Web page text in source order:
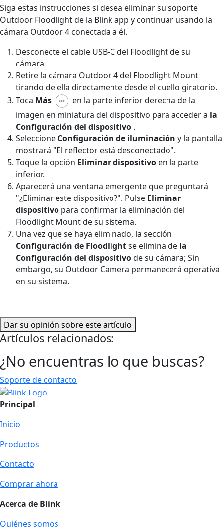
Siga estas instrucciones si desea eliminar su soporte
Outdoor Floodlight de la Blink app y continuar usando la
cámara Outdoor 4 conectada a él.
Desconecte el cable USB-C del Floodlight de su
cámara.
Retire la cámara Outdoor 4 del Floodlight Mount
tirando de ella directamente desde el cuello giratorio.
Toca Más
en la parte inferior derecha de la
imagen en miniatura del dispositivo para acceder a la
Configuración del dispositivo .
Seleccione Configuración de iluminación y la pantalla
mostrará "El reflector está desconectado".
Toque la opción Eliminar dispositivo en la parte
inferior.
Aparecerá una ventana emergente que preguntará
"¿Eliminar este dispositivo?". Pulse Eliminar
dispositivo para confirmar la eliminación del
Floodlight Mount de su sistema.
Una vez que se haya eliminado, la sección
Configuración de Floodlightse elimina de la
Configuración del dispositivode su cámara; Sin
embargo, su Outdoor Camera permanecerá operativa
en su sistema.
Dar su opinión sobre este artículo
Artículos relacionados:
¿No encuentras lo que buscas?
Soporte de contacto
Principal
Inicio
Productos
Contacto
Comprar ahora
Acerca de Blink
Quiénes somos